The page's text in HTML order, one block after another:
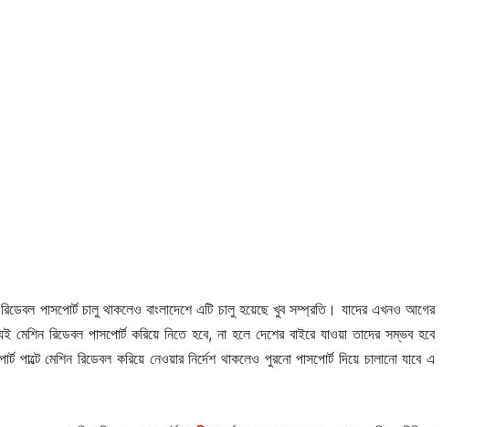
পাসপোর্ট চালু থাকলেও বাংলাদেশে এটি চালু হয়েছে খুব সম্প্রতি। যাদের এখনও আগের
মেশিন রিডেবল পাসপোর্ট করিয়ে নিতে হবে, না হলে দেশের বাইরে যাওয়া তাদের সম্ভব হবে
মেশিন রিডেবল করিয়ে নেওয়ার নির্দেশ থাকলেও পুরনো পাসপোর্ট দিয়ে চালানো যাবে এ